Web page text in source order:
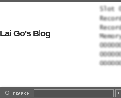
Lai Go's Blog